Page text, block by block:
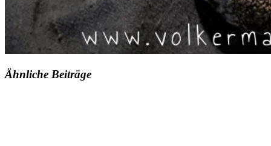
Ähnliche Beiträge